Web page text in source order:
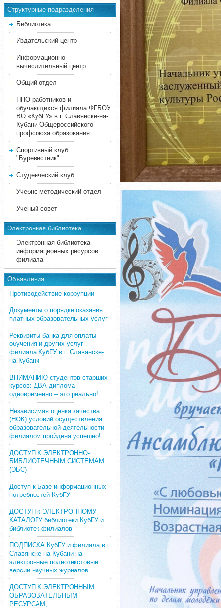
Структурные подразделения
Библиотека
Издательский центр
Информационно-
вычислительный центр
Общий отдел
ППО работников и
обучающихся филиала ФГБОУ
ВО «КубГУ» в г. Славянске-на-
Кубани Общероссийского
профсоюза образования
Спортивный клуб
"Буревестник"
Студенческий клуб
Учебно-методический отдел
Ученый совет
Электронная библиотека
Электронная библиотека
информационных ресурсов
филиала
Объявления
Противодействие коррупции
Документы о порядке оказания
платных образовательных услуг
Реквизиты банка для оплаты
обучения и других услуг
филиала КубГУ в г. Славянске-
на-Кубани
ВНИМАНИЮ студентов старших
курсов: ДВА диплома
одновременно – это реально!
Независимая оценка качества
(НОК) условий осуществления
образовательной деятельности
филиалом пройдена успешно!
ДОСТУП К ЭЛЕКТРОННО-
БИБЛИОТЕЧНЫМ СИСТЕМАМ
(ЭБС)
Доступ к Базе информационных
потребностей КубГУ
ДОСТУП к ЭЛЕКТРОННОМУ
КАТАЛОГУ библиотеки КубГУ и
библиотек филиалов
ПОДПИСКА КубГУ и филиала в г.
Славянске-на-Кубани на
электронные полнотекстовые
версии научных журналов
ДОСТУП К ЭЛЕКТРОННЫМ
ОБРАЗОВАТЕЛЬНЫМ
РЕСУРСАМ,